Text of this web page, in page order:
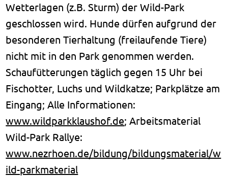
Wetterlagen (z.B. Sturm) der Wild-Park
geschlossen wird. Hunde dürfen aufgrund der
besonderen Tierhaltung (freilaufende Tiere)
nicht mit in den Park genommen werden.
Schaufütterungen täglich gegen 15 Uhr bei
Fischotter, Luchs und Wildkatze; Parkplätze am
Eingang; Alle Informationen:
www.wildparkklaushof.de; Arbeitsmaterial
Wild-Park Rallye:
www.nezrhoen.de/bildung/bildungsmaterial/w
ild-parkmaterial